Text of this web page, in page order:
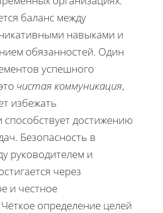
баланс между
навыками и
обязанностей. Один
успешного
чистая коммуникация,
избежать
достижению
Безопасность в
руководителем и
через
и честное
определение целей